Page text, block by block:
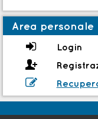
Area personale

Login

